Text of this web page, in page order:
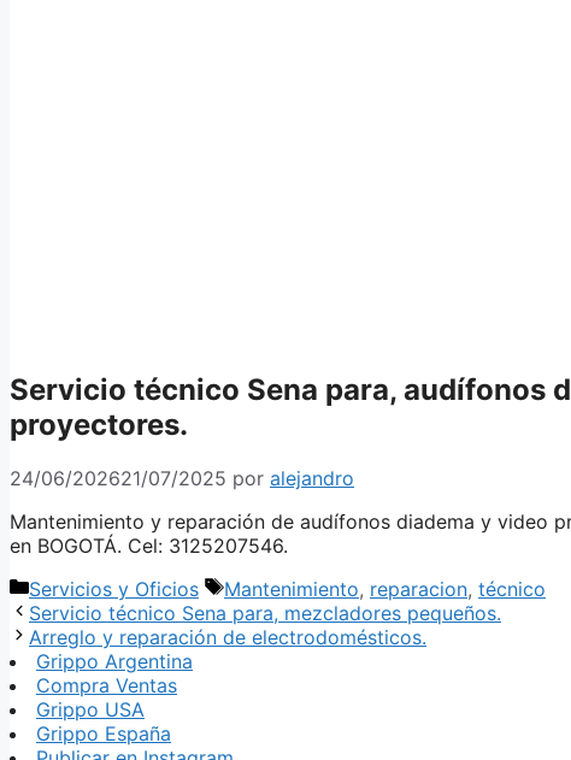
Servicio técnico Sena para, audífonos
proyectores.
24/06/202621/07/2025 por alejandro
Mantenimiento y reparación de audífonos diadema y video
en BOGOTÁ. Cel: 3125207546.
Categorías
Servicios y Oficios Etiquetas
Mantenimiento, reparacion, técnico
Servicio técnico Sena para, mezcladores pequeños.
Arreglo y reparación de electrodomésticos.
Grippo Argentina
Compra Ventas
Grippo USA
Grippo España